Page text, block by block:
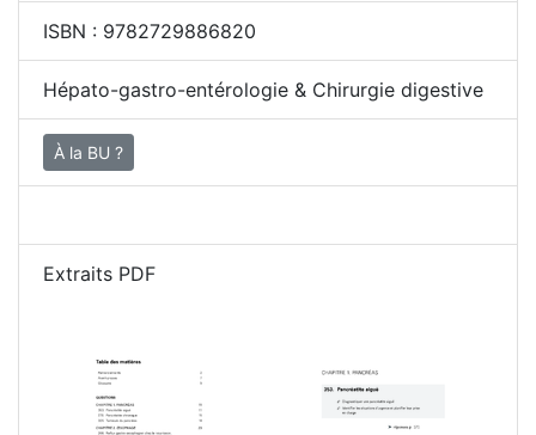
ISBN : 9782729886820
Hépato-gastro-entérologie & Chirurgie digestive
À la BU ?
Extraits PDF